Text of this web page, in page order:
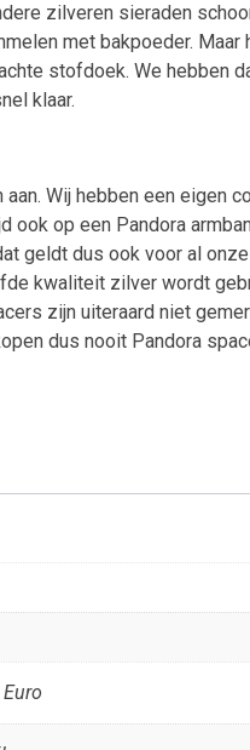
zilveren sieraden
met bakpoeder. Maar
stofdoek. We hebben
klaar.
aan. Wij hebben een eigen
op een Pandora
geldt dus ook voor al
kwaliteit zilver wordt
zijn uiteraard niet
dus nooit Pandora